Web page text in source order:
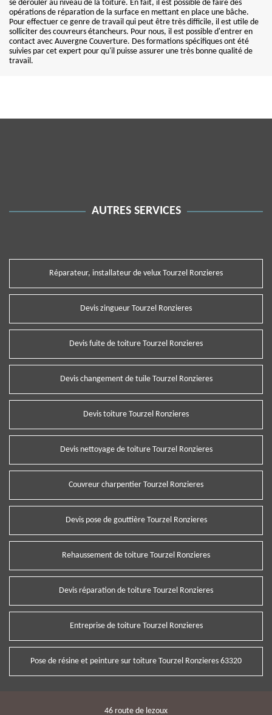
se dérouler au niveau de la toiture. En fait, il est possible de faire des
opérations de réparation de la surface en mettant en place une bâche.
Pour effectuer ce genre de travail qui peut être très difficile, il est utile de
solliciter des couvreurs étancheurs. Pour nous, il est possible d'entrer en
contact avec Auvergne Couverture. Des formations spécifiques ont été
suivies par cet expert pour qu'il puisse assurer une très bonne qualité de
travail.
AUTRES SERVICES
Réparateur, installateur de velux Tourzel Ronzieres
Devis zingueur Tourzel Ronzieres
Devis fuite de toiture Tourzel Ronzieres
Devis changement de tuile Tourzel Ronzieres
Devis toiture Tourzel Ronzieres
Devis nettoyage de toiture Tourzel Ronzieres
Couvreur charpentier Tourzel Ronzieres
Devis pose de gouttière Tourzel Ronzieres
Rehaussement de toiture Tourzel Ronzieres
Devis réparation de toiture Tourzel Ronzieres
Entreprise de toiture Tourzel Ronzieres
Pose de résine et peinture sur toiture Tourzel Ronzieres 63320
46 route de lezoux